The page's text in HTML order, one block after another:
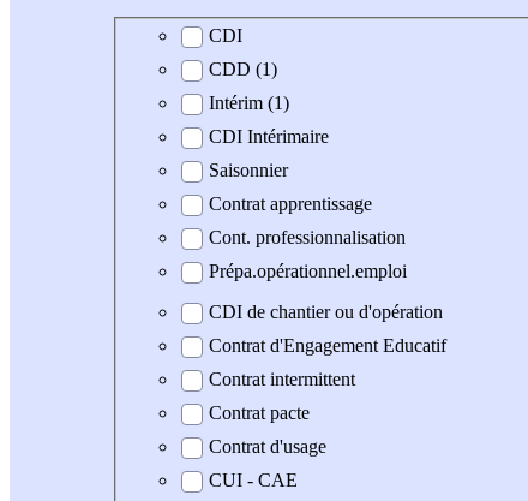
Type de contrat
CDI
CDD (1)
Intérim (1)
CDI Intérimaire
Saisonnier
Contrat apprentissage
Cont. professionnalisation
Prépa.opérationnel.emploi
CDI de chantier ou d'opération
Contrat d'Engagement Educatif
Contrat intermittent
Contrat pacte
Contrat d'usage
CUI - CAE